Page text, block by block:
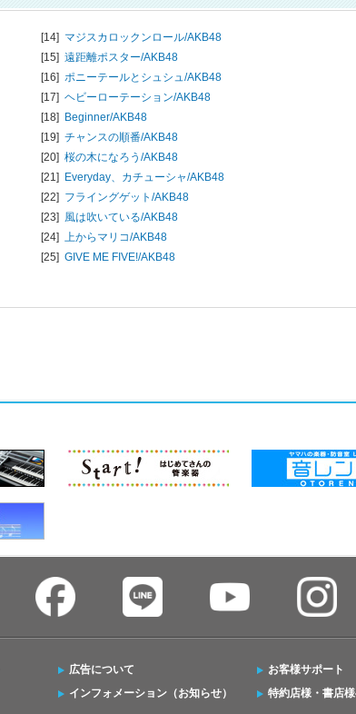
[14] マジスカロックンロール/AKB48
[15] 遠距離ポスター/AKB48
[16] ポニーテールとシュシュ/AKB48
[17] ヘビーローテーション/AKB48
[18] Beginner/AKB48
[19] チャンスの順番/AKB48
[20] 桜の木になろう/AKB48
[21] Everyday、カチューシャ/AKB48
[22] フライングゲット/AKB48
[23] 風は吹いている/AKB48
[24] 上からマリコ/AKB48
[25] GIVE ME FIVE!/AKB48
広告について
インフォメーション（お知らせ）
お客様サポート
特約店様・書店